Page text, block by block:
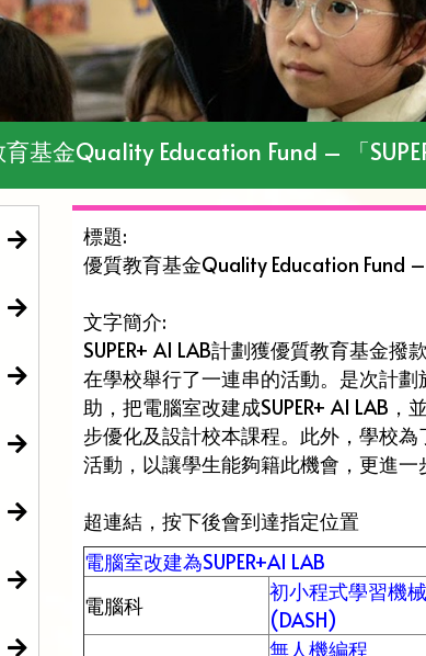
基金Quality Education Fund – 「
標題:
優質教育基金Quality Education Fund –
文字簡介:
SUPER+ AI LAB計劃獲優質教育基金
在學校舉行了一連串的活動。是次計
助，把電腦室改建成SUPER+ AI LAB
步優化及設計校本課程。此外，學校
活動，以讓學生能夠籍此機會，更進一
超連結，按下後會到達指定位置
電腦室改建為SUPER+AI LAB
電腦科
初小程式學習機
(DASH)
無人機編程